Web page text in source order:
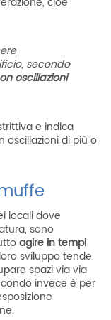
secondo
oscillazioni
e indica
oscillazioni di più o
locali dove
sono
agire in tempi
sviluppo tende
spazi via via
invece è per